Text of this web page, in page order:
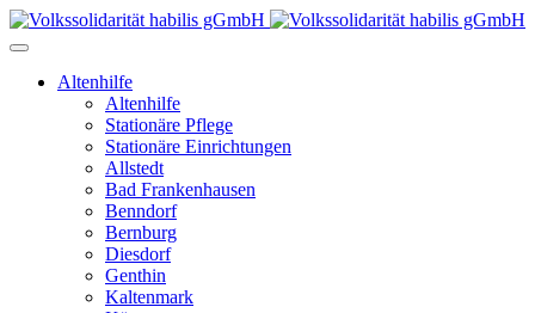
Altenhilfe
Altenhilfe
Stationäre Pflege
Stationäre Einrichtungen
Allstedt
Bad Frankenhausen
Benndorf
Bernburg
Diesdorf
Genthin
Kaltenmark